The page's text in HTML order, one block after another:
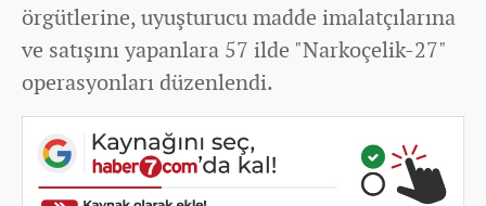
örgütlerine, uyuşturucu madde imalatçılarına
ve satışını yapanlara 57 ilde "Narkoçelik-27"
operasyonları düzenlendi.